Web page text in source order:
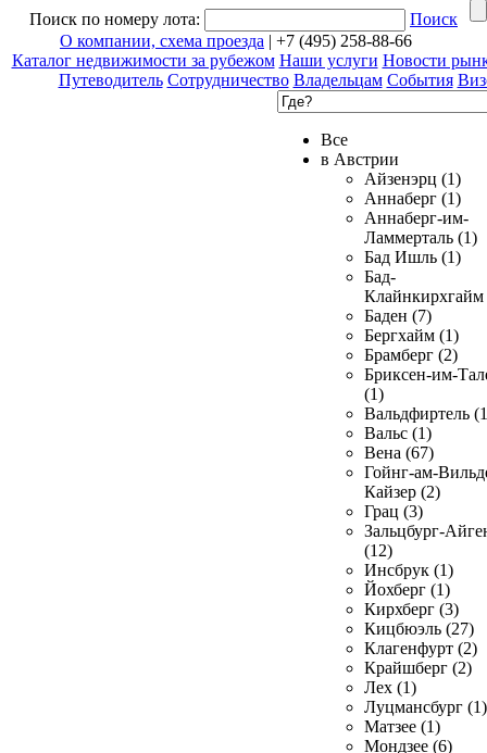
Поиск по номеру лота:
Поиск
О компании, схема проезда | +7 (495) 258-88-66
Каталог недвижимости за рубежом Наши услуги Новости
Путеводитель Сотрудничество Владельцам События
Все
в Австрии
Айзенэрц (1)
Аннаберг (1)
Аннаберг-им-
Ламмерталь (1)
Бад Ишль (1)
Бад-
Клайнкирхгайм
Баден (7)
Бергхайм (1)
Брамберг (2)
Бриксен-им-
(1)
Вальдфиртель
Вальс (1)
Вена (67)
Гойнг-ам-
Кайзер (2)
Грац (3)
Зальцбург-
(12)
Инсбрук (1)
Йохберг (1)
Кирхберг (3)
Кицбюэль (27)
Клагенфурт (2)
Крайшберг (2)
Лех (1)
Луцмансбург (1)
Матзее (1)
Мондзее (6)